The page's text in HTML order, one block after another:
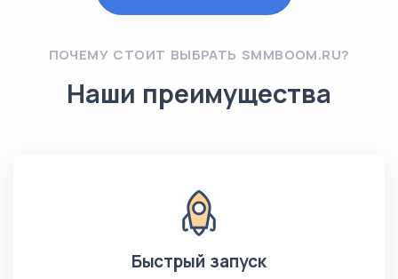
ПОЧЕМУ СТОИТ ВЫБРАТЬ SMMBOOM.RU?
Наши преимущества
Быстрый запуск